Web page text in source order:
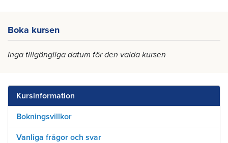
Boka kursen
Inga tillgängliga datum för den valda kursen
Kursinformation
Bokningsvillkor
Vanliga frågor och svar